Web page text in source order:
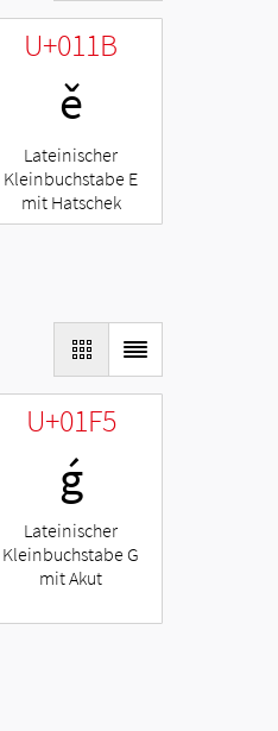
U+011B
ě
Lateinischer
Kleinbuchstabe E
mit Hatschek
U+01F5
ǵ
Lateinischer
Kleinbuchstabe G
mit Akut